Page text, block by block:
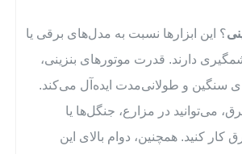
؟ این ابزارها نسبت به مدل‌های برقی یا
دارند. قدرت موتورهای بنزینی،
سنگین و طولانی‌مدت ایده‌آل می‌کند.
می‌توانید در مزارع، جنگل‌ها یا
کار کنید. همچنین، دوام بالای این